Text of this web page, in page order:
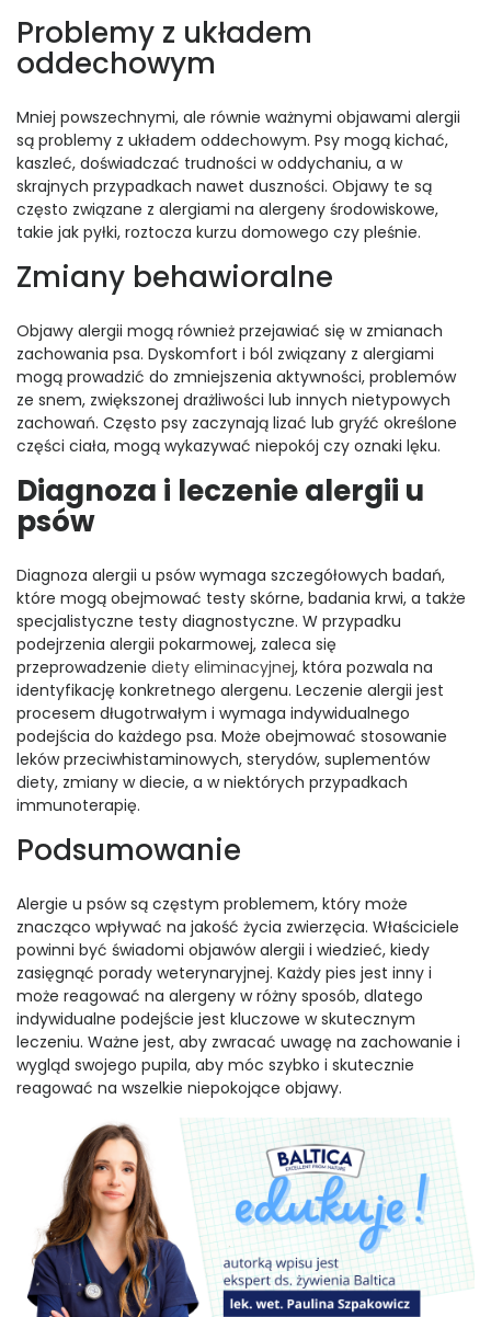
Problemy z układem
oddechowym
Mniej powszechnymi, ale równie ważnymi objawami alergii
są problemy z układem oddechowym. Psy mogą kichać,
kaszleć, doświadczać trudności w oddychaniu, a w
skrajnych przypadkach nawet duszności. Objawy te są
często związane z alergiami na alergeny środowiskowe,
takie jak pyłki, roztocza kurzu domowego czy pleśnie.
Zmiany behawioralne
Objawy alergii mogą również przejawiać się w zmianach
zachowania psa. Dyskomfort i ból związany z alergiami
mogą prowadzić do zmniejszenia aktywności, problemów
ze snem, zwiększonej drażliwości lub innych nietypowych
zachowań. Często psy zaczynają lizać lub gryźć określone
części ciała, mogą wykazywać niepokój czy oznaki lęku.
Diagnoza i leczenie alergii u
psów
Diagnoza alergii u psów wymaga szczegółowych badań,
które mogą obejmować testy skórne, badania krwi, a także
specjalistyczne testy diagnostyczne. W przypadku
podejrzenia alergii pokarmowej, zaleca się
przeprowadzenie diety eliminacyjnej, która pozwala na
identyfikację konkretnego alergenu. Leczenie alergii jest
procesem długotrwałym i wymaga indywidualnego
podejścia do każdego psa. Może obejmować stosowanie
leków przeciwhistaminowych, sterydów, suplementów
diety, zmiany w diecie, a w niektórych przypadkach
immunoterapię.
Podsumowanie
Alergie u psów są częstym problemem, który może
znacząco wpływać na jakość życia zwierzęcia. Właściciele
powinni być świadomi objawów alergii i wiedzieć, kiedy
zasięgnąć porady weterynaryjnej. Każdy pies jest inny i
może reagować na alergeny w różny sposób, dlatego
indywidualne podejście jest kluczowe w skutecznym
leczeniu. Ważne jest, aby zwracać uwagę na zachowanie i
wygląd swojego pupila, aby móc szybko i skutecznie
reagować na wszelkie niepokojące objawy.